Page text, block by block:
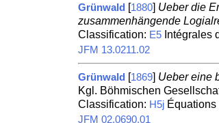
Grünwald [1880] Ueber die
zusammenhängende
Classification: E5Intégrales
JFM 13.0211.02
Grünwald [1869] Ueber eine
Kgl. Böhmischen
Classification: H5jÉquations
JFM 02.0690.01